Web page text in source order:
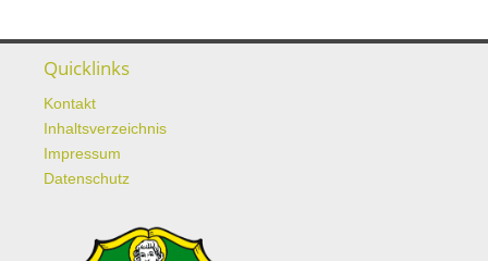
Quicklinks
Kontakt
Inhaltsverzeichnis
Impressum
Datenschutz